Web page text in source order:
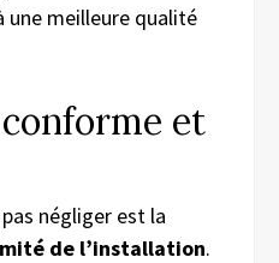
meilleure qualité
et
négliger est la
de l’installation.